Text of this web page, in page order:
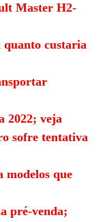
Master H2-
quanto custaria
2022; veja
sofre tentativa
que
pré-venda;